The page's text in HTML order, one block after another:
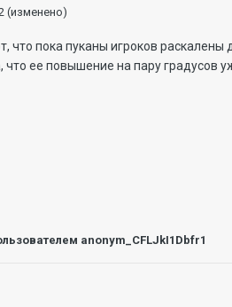
(изменено)
что пока пуканы игроков
что ее повышение на пару градусов
anonym_CFLJkI1Dbfr1